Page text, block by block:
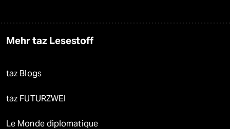
Mehr taz Lesestoff
taz Blogs
taz FUTURZWEI
Le Monde diplomatique